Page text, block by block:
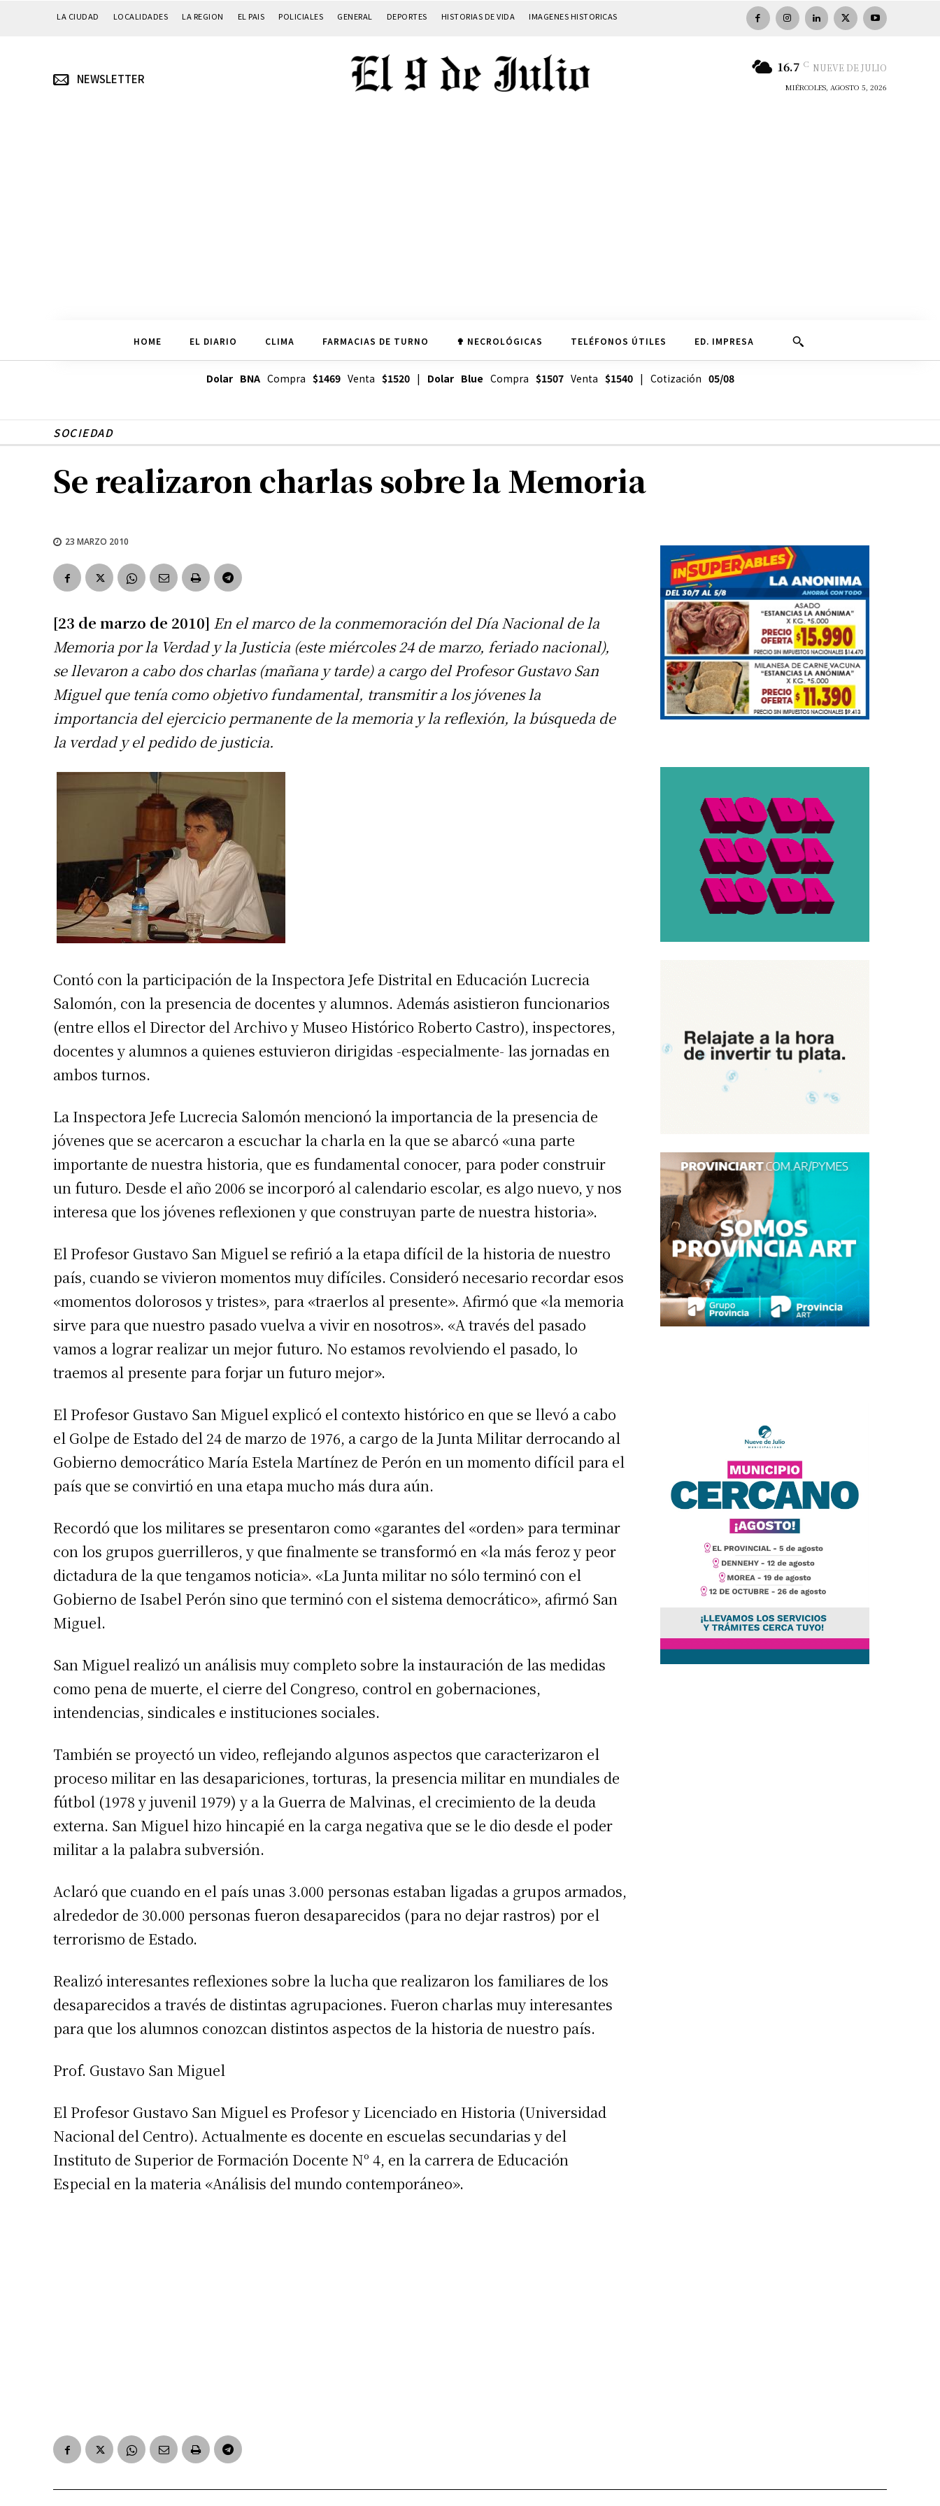
Suscribirme gratis
Dirección de correo electrónico *
Apellidos
LA CIUDAD LOCALIDADES LA REGION EL PAIS POLICIALES GENERAL DEPORTES HISTORIAS DE VIDA IMAGENES HISTORICAS
NEWSLETTER
16.7 C NUEVE DE JULIO
MIÉRCOLES, AGOSTO 5, 2026
HOME EL DIARIO CLIMA FARMACIAS DE TURNO ✟ NECROLÓGICAS TELÉFONOS ÚTILES ED. IMPRESA
Dolar BNACompra $1469Venta $1520| Dolar Blue Compra $1507Venta $1540| Cotización 05/08
SOCIEDAD
Se realizaron charlas sobre la Memoria
23 MARZO 2010
[23 de marzo de 2010] En el marco de la conmemoración del Día Nacional de la
Memoria por la Verdad y la Justicia (este miércoles 24 de marzo, feriado nacional),
se llevaron a cabo dos charlas (mañana y tarde) a cargo del Profesor Gustavo San
Miguel que tenía como objetivo fundamental, transmitir a los jóvenes la
importancia del ejercicio permanente de la memoria y la reflexión, la búsqueda de
la verdad y el pedido de justicia.
Contó con la participación de la Inspectora Jefe Distrital en Educación Lucrecia
Salomón, con la presencia de docentes y alumnos. Además asistieron funcionarios
(entre ellos el Director del Archivo y Museo Histórico Roberto Castro), inspectores,
docentes y alumnos a quienes estuvieron dirigidas -especialmente- las jornadas en
ambos turnos.
La Inspectora Jefe Lucrecia Salomón mencionó la importancia de la presencia de
jóvenes que se acercaron a escuchar la charla en la que se abarcó «una parte
importante de nuestra historia, que es fundamental conocer, para poder construir
un futuro. Desde el año 2006 se incorporó al calendario escolar, es algo nuevo, y nos
interesa que los jóvenes reflexionen y que construyan parte de nuestra historia».
El Profesor Gustavo San Miguel se refirió a la etapa difícil de la historia de nuestro
país, cuando se vivieron momentos muy difíciles. Consideró necesario recordar esos
«momentos dolorosos y tristes», para «traerlos al presente». Afirmó que «la memoria
sirve para que nuestro pasado vuelva a vivir en nosotros». «A través del pasado
vamos a lograr realizar un mejor futuro. No estamos revolviendo el pasado, lo
traemos al presente para forjar un futuro mejor».
El Profesor Gustavo San Miguel explicó el contexto histórico en que se llevó a cabo
el Golpe de Estado del 24 de marzo de 1976, a cargo de la Junta Militar derrocando al
Gobierno democrático María Estela Martínez de Perón en un momento difícil para el
país que se convirtió en una etapa mucho más dura aún.
Recordó que los militares se presentaron como «garantes del «orden» para terminar
con los grupos guerrilleros, y que finalmente se transformó en «la más feroz y peor
dictadura de la que tengamos noticia». «La Junta militar no sólo terminó con el
Gobierno de Isabel Perón sino que terminó con el sistema democrático», afirmó San
Miguel.
San Miguel realizó un análisis muy completo sobre la instauración de las medidas
como pena de muerte, el cierre del Congreso, control en gobernaciones,
intendencias, sindicales e instituciones sociales.
También se proyectó un video, reflejando algunos aspectos que caracterizaron el
proceso militar en las desapariciones, torturas, la presencia militar en mundiales de
fútbol (1978 y juvenil 1979) y a la Guerra de Malvinas, el crecimiento de la deuda
externa. San Miguel hizo hincapié en la carga negativa que se le dio desde el poder
militar a la palabra subversión.
Aclaró que cuando en el país unas 3.000 personas estaban ligadas a grupos armados,
alrededor de 30.000 personas fueron desaparecidos (para no dejar rastros) por el
terrorismo de Estado.
Realizó interesantes reflexiones sobre la lucha que realizaron los familiares de los
desaparecidos a través de distintas agrupaciones. Fueron charlas muy interesantes
para que los alumnos conozcan distintos aspectos de la historia de nuestro país.
Prof. Gustavo San Miguel
El Profesor Gustavo San Miguel es Profesor y Licenciado en Historia (Universidad
Nacional del Centro). Actualmente es docente en escuelas secundarias y del
Instituto de Superior de Formación Docente Nº 4, en la carrera de Educación
Especial en la materia «Análisis del mundo contemporáneo».